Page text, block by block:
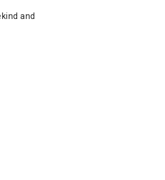
and